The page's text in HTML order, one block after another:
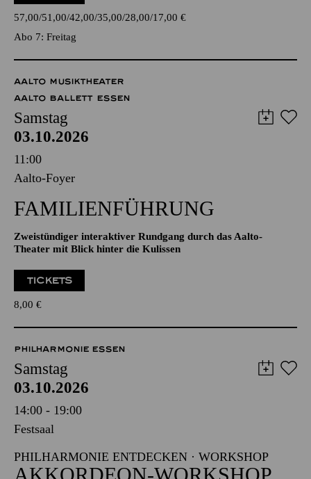
Amadeus Mozart, Arvo Pärt, Maurice Ravel
TICKETS
57,00 51,00 42,00 35,00 28,00 17,00€
Abo 7: Freitag
AALTO MUSIKTHEATER
AALTO BALLETT ESSEN
Samstag
03.10.2026
11:00
FAMILIENFÜHRUNG
Zweistündiger interaktiver Rundgang durch das Aalto-
Theater mit Blick hinter die Kulissen
8,00 €
PHILHARMONIE ESSEN
Samstag
03.10.2026
14:00 - 19:00
Festsaal